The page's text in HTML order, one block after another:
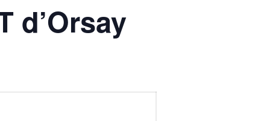
Réalisations récentes
d’Orsay